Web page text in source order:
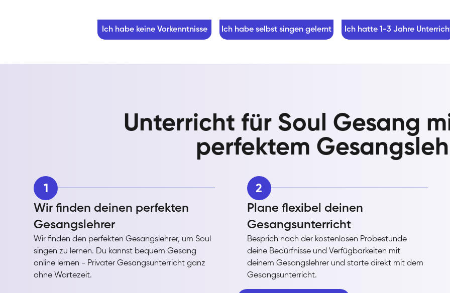
Ich habe keine Vorkenntnisse Ich habe selbst singen gelernt Ich hatte 1-3 Jahre
Unterricht für Soul Gesang
perfektem
1
Wir finden deinen perfekten
Gesangslehrer
Wir finden den perfekten Gesangslehrer, um Soul
singen zu lernen. Du kannst bequem Gesang
online lernen - Privater Gesangsunterricht ganz
ohne Wartezeit.
2
Plane flexibel deinen
Gesangsunterricht
Besprich nach der kostenlosen Probestunde
deine Bedürfnisse und Verfügbarkeiten mit
deinem Gesangslehrer und starte direkt mit dem
Gesangsunterricht.